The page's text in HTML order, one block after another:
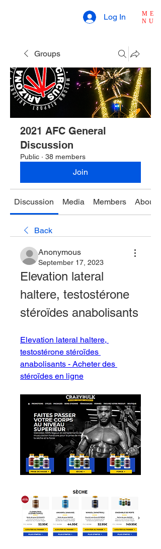
ME
NU
Log In
Groups
2021 AFC General
Discussion
Public · 38 members
Join
Discussion Media Members About
Back
Anonymous
September 17, 2023
Elevation lateral
haltere, testostérone
stéroïdes anabolisants
Elevation lateral haltere,
testostérone stéroïdes
anabolisants - Acheter des
stéroïdes en ligne